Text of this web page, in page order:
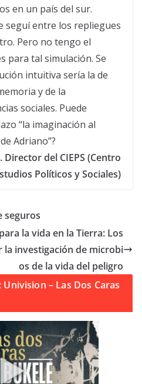
en un país del sur.
seguí entre los repliegues
Pero no tengo el
para tal simulación. Se
intuitiva sería la de
y de la
sociales. Puede
“la imaginación al
Adriano”?
del CIEPS (Centro
Políticos y Sociales)
seguros
la vida en la Tierra: Los
investigación de microbi
os de la vida del peligro
Univision – Las Dos Caras